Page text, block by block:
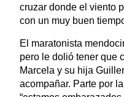
cruzar donde el viento
con un muy buen
El maratonista
pero le dolió tener que
Marcela y su hija
acompañar. Parte por